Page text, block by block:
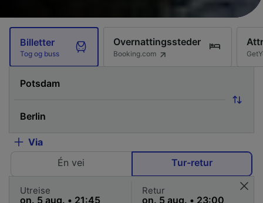
Billetter
Tog og buss
Overnattingssteder
Booking.com
Via
Én vei
Tur-retur
Utreise Retur